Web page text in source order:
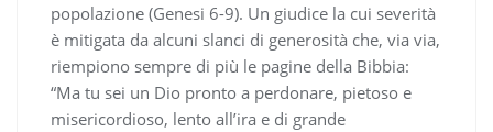
popolazione (Genesi 6-9). Un giudice la cui severità
è mitigata da alcuni slanci di generosità che, via via,
riempiono sempre di più le pagine della Bibbia:
“Ma tu sei un Dio pronto a perdonare, pietoso e
misericordioso, lento all’ira e di grande